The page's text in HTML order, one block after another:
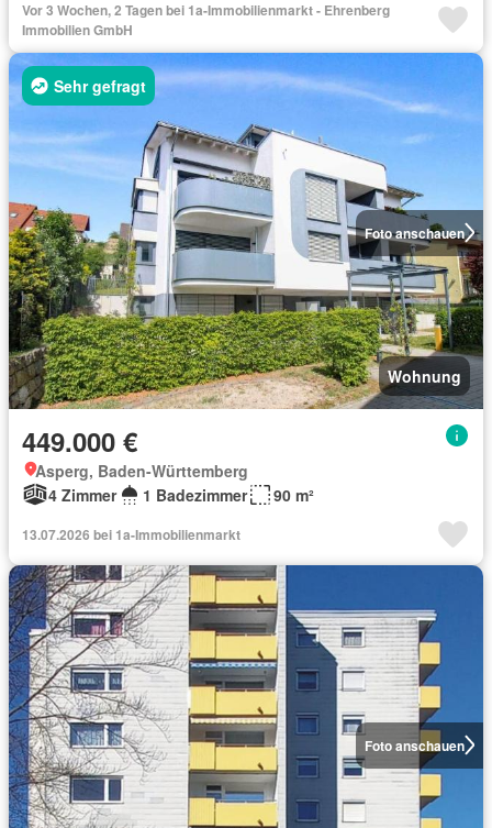
Vor 3 Wochen, 2 Tagen bei 1a-Immobilienmarkt - Ehrenberg
Immobilien GmbH
Foto anschauen
Sehr gefragt
Wohnung
449.000 €
Asperg, Baden-Württemberg
4 Zimmer
1 Badezimmer 90 m²
13.07.2026 bei 1a-Immobilienmarkt
Foto anschauen